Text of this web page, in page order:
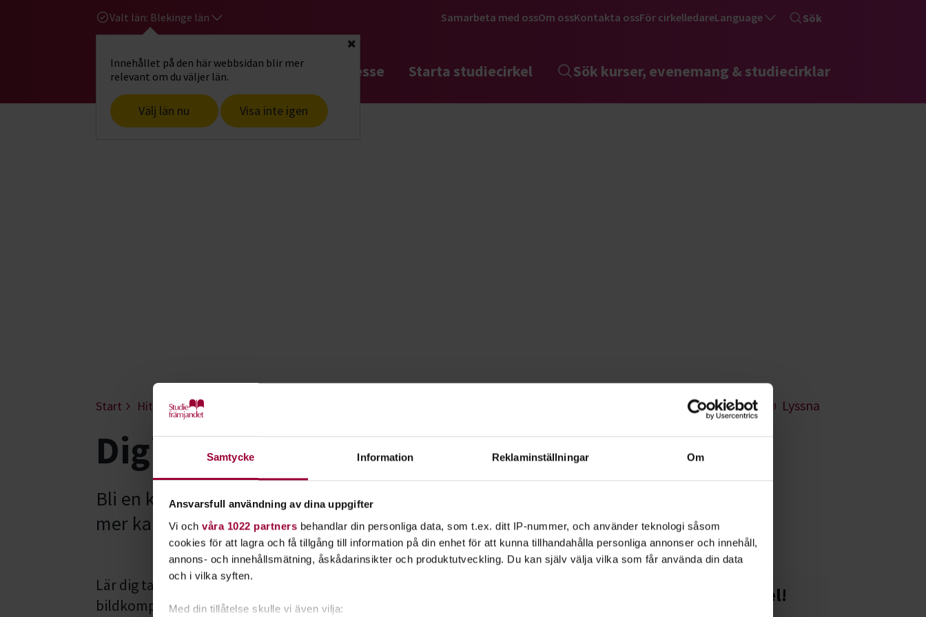
Samtycke Information Reklaminställningar Om
Ansvarsfull användning av dina uppgifter
Vi och våra 1022 partners behandlar din personliga data, som t.ex. ditt IP-nummer, och använder teknologi såsom
cookies för att lagra och få tillgång till information på din enhet för att kunna tillhandahålla personliga annonser och innehåll,
annons- och innehållsmätning, åskådarinsikter och produktutveckling. Du kan själv välja vilka som får använda din data
och i vilka syften.
Med din tillåtelse skulle vi även vilja:
Valt län: Blekinge län
Innehållet på den här webbsidan blir mer
relevant om du väljer län.
Välj län nu Visa inte igen
Stäng
Samarbeta med ossOm ossKontakta ossFör cirkelledareLanguage Sök
Gå till studiefrämjandets startsidaHitta intresse Starta studiecirkel Sök kurser, evenemang & studiecirklar
Start Hitta intresse Lyssna
Digitalt foto - Blekinge
Bli en kreativ, kunnig och skarpsynt fotograf. Ju mer du kan om fotografi, desto
mer kan du utveckla dina bilder och låta kreativiteten flöda.
Lär dig ta bra porträtt och miljöbilder. Vi hjälper dig få koll på
bildkomposition, färglära, vitbalansering och skärpedjup. Du lär dig också
Starta en studiecirkel!